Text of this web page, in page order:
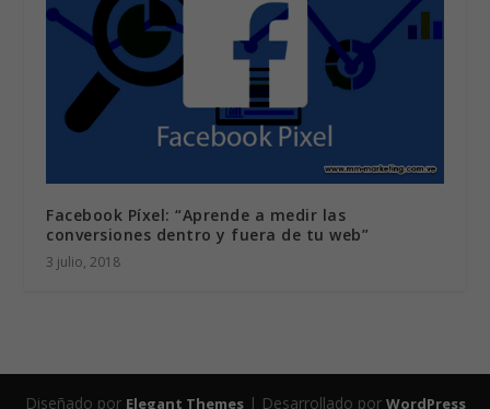
Facebook Píxel: “Aprende a medir las
conversiones dentro y fuera de tu web”
3 julio, 2018
Diseñado por Elegant Themes| Desarrollado por WordPress